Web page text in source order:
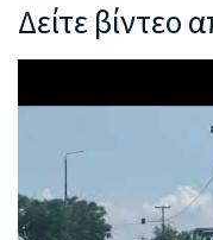
Δείτε βίντεο